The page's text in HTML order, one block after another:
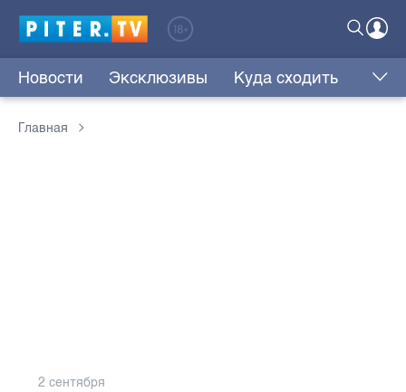
Новости Эксклюзивы Куда сходить
Главная
2 сентября